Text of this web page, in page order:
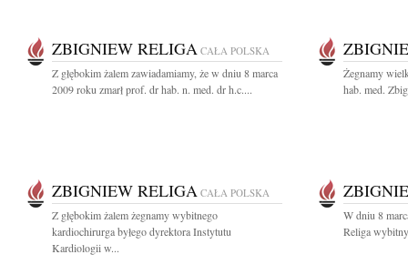
ZBIGNIEW RELIGA CAŁA POLSKA
Z głębokim żalem zawiadamiamy, że w dniu 8 marca
2009 roku zmarł prof. dr hab. n. med. dr h.c....
Żegnamy
hab. med.
ZBIGNIEW RELIGA CAŁA POLSKA
Z głębokim żalem żegnamy wybitnego
kardiochirurga byłego dyrektora Instytutu
Kardiologii w...
W dniu 8
Religa